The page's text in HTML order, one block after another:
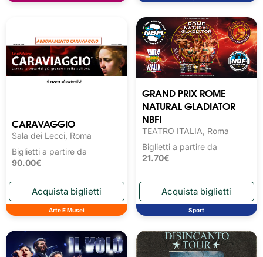
CARAVAGGIO
Sala dei Lecci, Roma
Biglietti a partire da
90.00€
Arte E Musei
GRAND PRIX ROME
NATURAL GLADIATOR
NBFI
TEATRO ITALIA, Roma
Biglietti a partire da
21.70€
Sport